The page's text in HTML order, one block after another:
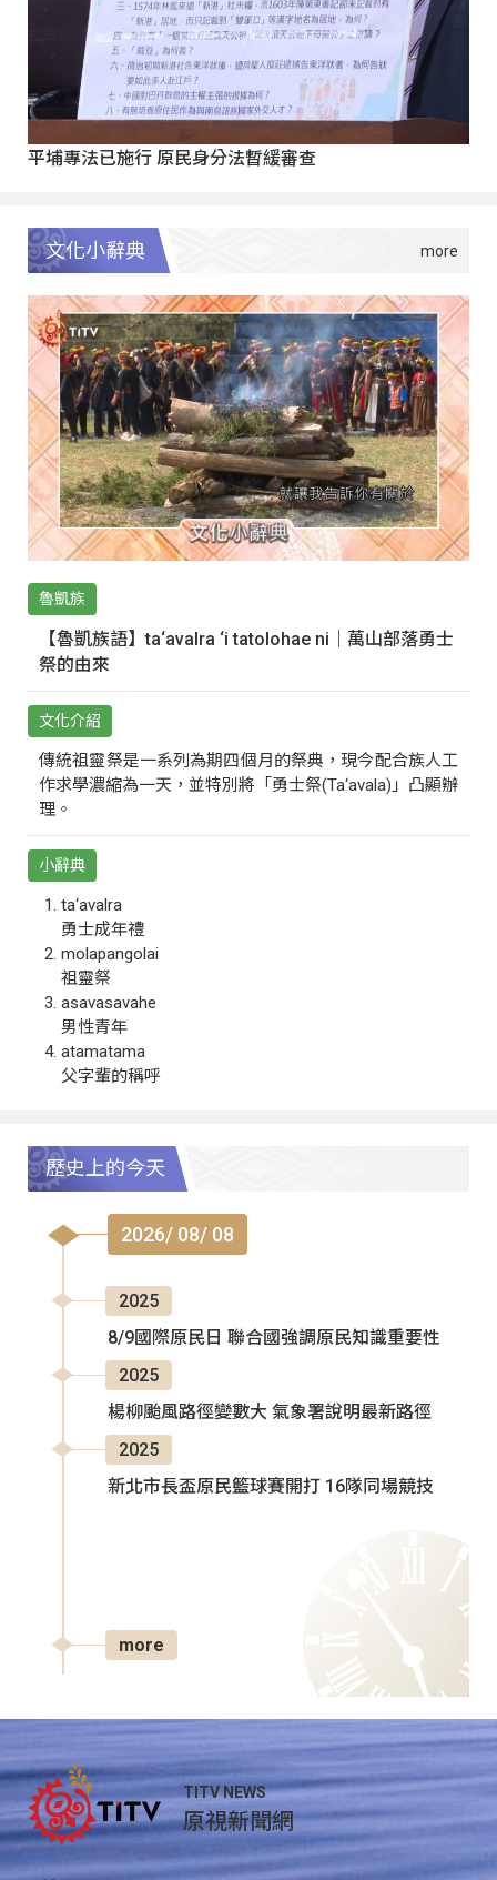
平埔專法已施行 原民身分法暫緩審查
文化小辭典
魯凱族
【魯凱族語】ta‘avalra ‘i tatolohae ni｜萬山部落勇士
祭的由來
文化介紹
傳統祖靈祭是一系列為期四個月的祭典，現今配合族人工
作求學濃縮為一天，並特別將「勇士祭(Ta‘avala)」凸顯辦
理。
小辭典
ta‘avalra
勇士成年禮
molapangolai
祖靈祭
asavasavahe
男性青年
atamatama
父字輩的稱呼
歷史上的今天
2026/ 08/ 08
2025
8/9國際原民日 聯合國強調原民知識重要性
2025
楊柳颱風路徑變數大 氣象署說明最新路徑
2025
新北市長盃原民籃球賽開打 16隊同場競技
more
TITV NEWS
原視新聞網